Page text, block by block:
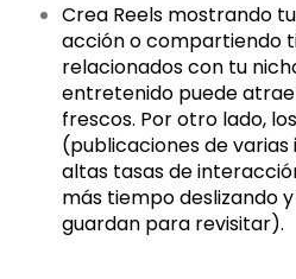
Crea Reels mostrando
acción o compartiendo
relacionados con tu
entretenido puede
frescos. Por otro lado,
(publicaciones de
altas tasas de
más tiempo deslizando
guardan para revisitar).